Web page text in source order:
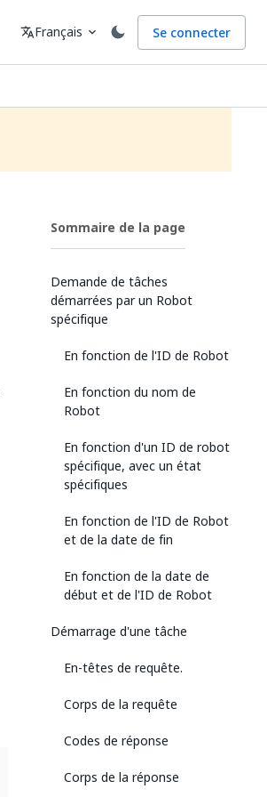
Langue
translateFrançais expand_more Se connecter
Sommaire de la page
Demande de tâches
démarrées par un Robot
spécifique
En fonction de l'ID de Robot
En fonction du nom de
Robot
En fonction d'un ID de robot
spécifique, avec un état
spécifiques
En fonction de l'ID de Robot
et de la date de fin
En fonction de la date de
début et de l'ID de Robot
Démarrage d'une tâche
En-têtes de requête.
Corps de la requête
Codes de réponse
Corps de la réponse